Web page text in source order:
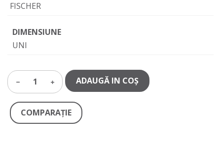
FISCHER
DIMENSIUNE
UNI
1 ADAUGĂ IN COŞ
COMPARAŢIE